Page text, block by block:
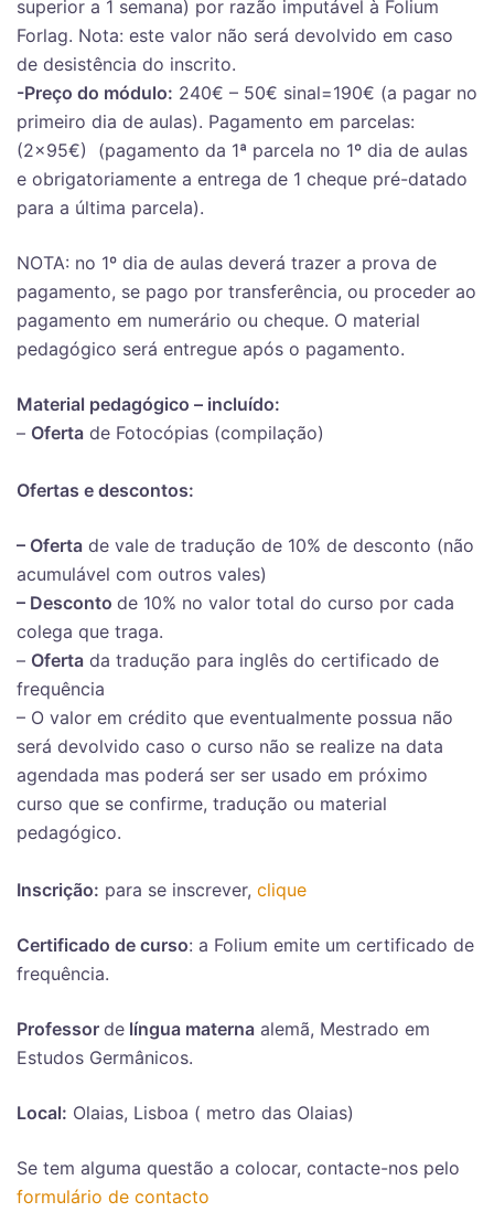
superior a 1 semana) por razão imputável à Folium
Forlag. Nota: este valor não será devolvido em caso
de desistência do inscrito.
-Preço do módulo: 240€ – 50€ sinal=190€ (a pagar no
primeiro dia de aulas). Pagamento em parcelas:
(2×95€) (pagamento da 1ª parcela no 1º dia de aulas
e obrigatoriamente a entrega de 1 cheque pré-datado
para a última parcela).
NOTA: no 1º dia de aulas deverá trazer a prova de
pagamento, se pago por transferência, ou proceder ao
pagamento em numerário ou cheque. O material
pedagógico será entregue após o pagamento.
Material pedagógico – incluído:
– Oferta de Fotocópias (compilação)
Ofertas e descontos:
– Oferta de vale de tradução de 10% de desconto (não
acumulável com outros vales)
– Desconto de 10% no valor total do curso por cada
colega que traga.
– Oferta da tradução para inglês do certificado de
frequência
– O valor em crédito que eventualmente possua não
será devolvido caso o curso não se realize na data
agendada mas poderá ser ser usado em próximo
curso que se confirme, tradução ou material
pedagógico.
Inscrição: para se inscrever, clique
Certificado de curso: a Folium emite um certificado de
frequência.
Professor de língua materna alemã, Mestrado em
Estudos Germânicos.
Local: Olaias, Lisboa ( metro das Olaias)
Se tem alguma questão a colocar, contacte-nos pelo
formulário de contacto